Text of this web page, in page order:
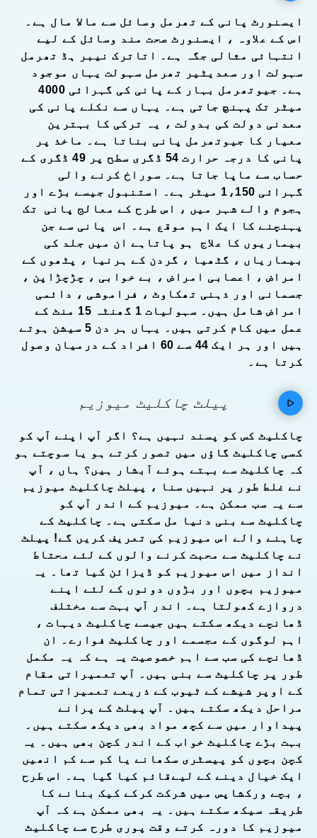
ایسنورٹ پانی کے تھرمل وسائل سے مالا مال ہے۔
اس کے علاوہ ، ایسنورٹ صحت مند وسائل کے لیے
انتہائی مثالی جگہ ہے۔ اتاترک نیبر ہڈ تھرمل
سہولت اور سعدیٹیر تھرمل سہولت یہاں موجود
ہے۔ جیوتھرمل بہار کے پانی کی گہرائی 4000
میٹر تک پہنچ جاتی ہے۔ یہاں سے نکلے پانی کی
معدنی دولت کی بدولت ، یہ ترکی کا بہترین
معیار کا جیوتھرمل پانی بناتا ہے۔ ماخذ پر
پانی کا درجہ حرارت 54 ڈگری سطح پر 49 ڈگری کے
حساب سے ماپا جاتا ہے۔ سوراخ کرنے والی
گہرائی 1،150 میٹر ہے۔ استنبول جیسے بڑے اور
ہجوم والے شہر میں ، اس طرح کے معالج پانی تک
پہنچنے کا ایک اہم موقع ہے۔ اس پانی سے جن
بیماریوں کا علاج ہو پاتاہے ان میں جلد کی
بیماریاں ، گٹھیا ، گردن کے ہرنیا ، پٹھوں کے
امراض ، اعصابی امراض ، بے خوابی ، چڑچڑاپن ،
جسمانی اور ذہنی تھکاوٹ ، فراموشی ، دائمی
امراض شامل ہیں۔ سہولیات 1 گھنٹہ 15 منٹ کے
عمل میں کام کرتی ہیں۔ یہاں ہر دن 5 سیشن ہوتے
ہیں اور ہر ایک 44 سے 60 افراد کے درمیان وصول
کرتا ہے۔
پیلٹ چاکلیٹ میوزیم
چاکلیٹ کس کو پسند نہیں ہے؟ اگر آپ اپنے آپ کو
کسی چاکلیٹ گاؤں میں تصور کرتے ہو یا سوچتے ہو
کہ چاکلیٹ سے بہتے ہوئے آبشار ہیں؟ ہاں ، آپ
نے غلط طور پر نہیں سنا ، پیلٹ چاکلیٹ میوزیم
سے یہ سب ممکن ہے۔ میوزیم کے اندر آپ کو
چاکلیٹ سے بنی دنیا مل سکتی ہے۔ چاکلیٹ کے
چاہنے والے اس میوزیم کی تعریف کریں گے! پیلٹ
نے چاکلیٹ سے محبت کرنے والوں کے لئے محتاط
انداز میں اس میوزیم کو ڈیزائن کیا تھا۔ یہ
میوزیم بچوں اور بڑوں دونوں کے لئے اپنے
دروازے کھولتا ہے۔ اندر آپ بہت سے مختلف
ڈھانچے دیکھ سکتے ہیں جیسے چاکلیٹ دیہات ،
اہم لوگوں کے مجسمے اور چاکلیٹ فوارے۔ ان
ڈھانچے کی سب سے اہم خصوصیت یہ ہے کہ یہ مکمل
طور پر چاکلیٹ سے بنی ہیں۔ آپ تعمیراتی مقام
کے اوپر شیشے کے ٹیوب کے ذریعے تعمیراتی تمام
مراحل دیکھ سکتے ہیں۔ آپ پیلٹ کے پرانے
پیداوار میں سے کچھ مواد بھی دیکھ سکتے ہیں۔
بہت بڑے چاکلیٹ خواب کے اندر کچن بھی ہیں۔ یہ
کچن بچوں کو پیسٹری سکھانے یا کم سے کم انھیں
ایک خیال دینے کے لیےقائم کیا گیا ہے۔ اس طرح
، بچے ورکشاپس میں شرکت کرکے کیک بنانے کا
طریقہ سیکھ سکتے ہیں۔ یہ بھی ممکن ہے کہ آپ
میوزیم کا دورہ کرتے وقت پوری طرح سے چاکلیٹ